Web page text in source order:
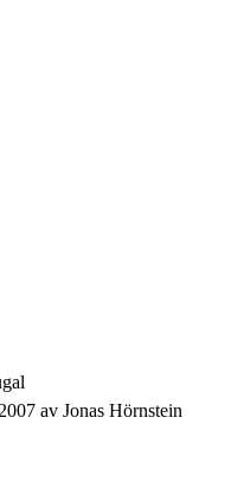
av Jonas Hörnstein